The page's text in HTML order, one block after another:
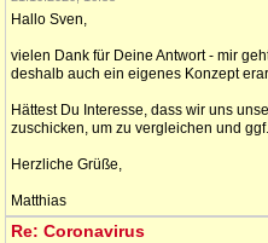
Hallo Sven,
vielen Dank für Deine Antwort - mir
deshalb auch ein eigenes Konzept
Hättest Du Interesse, dass wir uns
zuschicken, um zu vergleichen und
Herzliche Grüße,
Matthias
Re: Coronavirus